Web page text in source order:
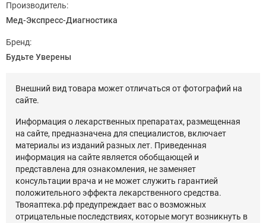
Производитель:
Мед-Экспресс-Диагностика
Бренд:
Будьте Уверены
Внешний вид товара может отличаться от фотографий на
сайте.
Информация о лекарственных препаратах, размещенная
на сайте, предназначена для специалистов, включает
материалы из изданий разных лет. Приведенная
информация на сайте является обобщающей и
представлена для ознакомления, не заменяет
консультации врача и не может служить гарантией
положительного эффекта лекарственного средства.
Твояаптека.рф предупреждает вас о возможных
отрицательные последствиях, которые могут возникнуть в